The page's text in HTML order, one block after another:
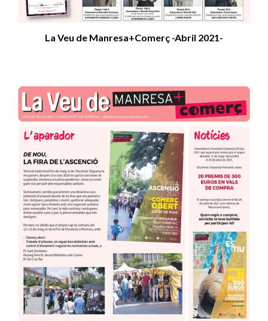
La Veu de Manresa+Comerç -Abril 2021-